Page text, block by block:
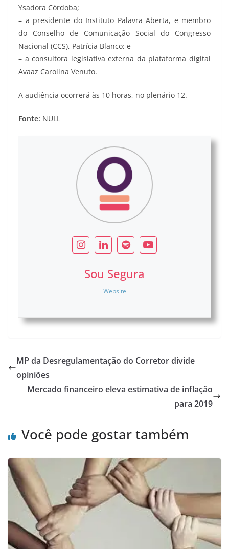
Ysadora Córdoba;
– a presidente do Instituto Palavra Aberta, e membro
do Conselho de Comunicação Social do Congresso
Nacional (CCS), Patrícia Blanco; e
– a consultora legislativa externa da plataforma digital
Avaaz Carolina Venuto.
A audiência ocorrerá às 10 horas, no plenário 12.
Fonte: NULL
Sou Segura
Website
MP da Desregulamentação do Corretor divide
opiniões
Mercado financeiro eleva estimativa de inflação
para 2019
Você pode gostar também